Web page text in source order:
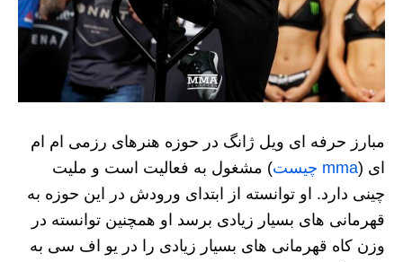
مبارز حرفه‌ ای ویل ژانگ در حوزه هنرهای رزمی ام ام
ای (mma چیست
) مشغول به فعالیت است و ملیت
چینی دارد. او توانسته از ابتدای ورودش در این حوزه به
قهرمانی های بسیار زیادی برسد او همچنین توانسته در
وزن کاه قهرمانی های بسیار زیادی را در یو اف سی به